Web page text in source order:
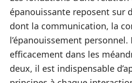
épanouissante reposent sur
dont la communication, la
l’épanouissement
efficacement dans les
deux, il est indispensable